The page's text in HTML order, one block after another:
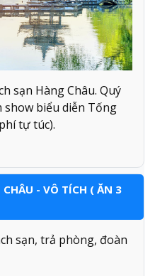
sạn Hàng Châu. Quý
show biểu diễn Tống
tự túc).
- VÔ TÍCH ( ĂN 3
sạn, trả phòng, đoàn